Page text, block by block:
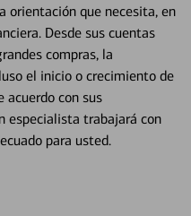
orientación que necesita, en
Desde sus cuentas
compras, la
el inicio o crecimiento de
acuerdo con sus
especialista trabajará con
para usted.